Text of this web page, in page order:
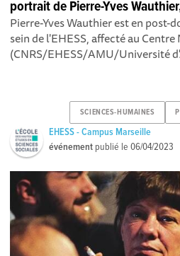
portrait de Pierre-Yves
Pierre-Yves Wauthier est en
sein de l'EHESS, affecté au
(CNRS/EHESS/AMU/Université
SCIENCES-HUMAINES
EHESS - Campus Marseille
événement publié le06/04/2023